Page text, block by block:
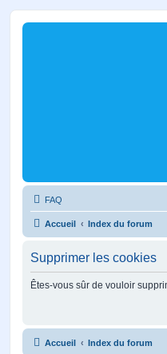
FAQ
Accueil Index du forum
Supprimer les cookies
Êtes-vous sûr de vouloir
Accueil Index du forum